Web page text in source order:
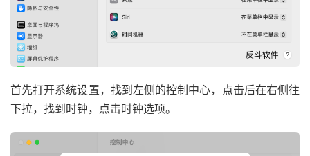
首先打开系统设置，找到左侧的控制中心，点击后在右侧往
下拉，找到时钟，点击时钟选项。